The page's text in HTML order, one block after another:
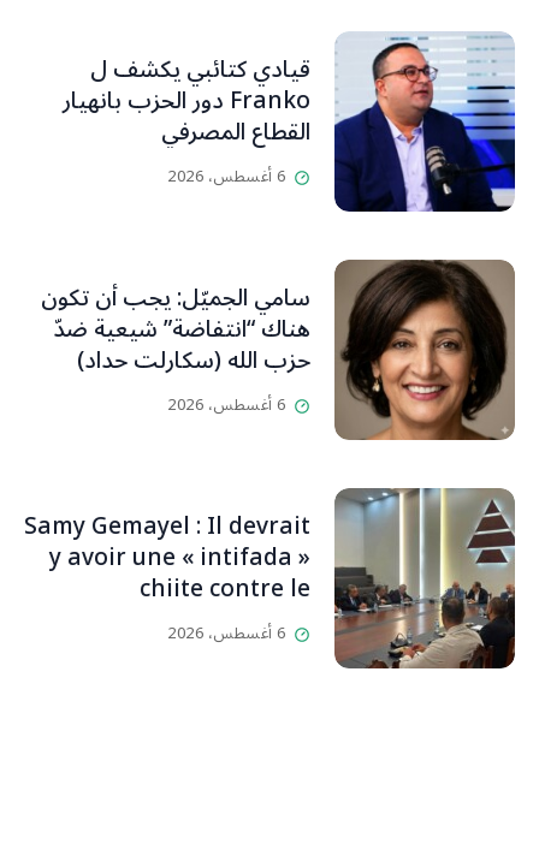
قيادي كتائبي يكشف ل
Franko دور الحزب بانهيار
القطاع المصرفي
6 أغسطس، 2026
سامي الجميّل: يجب أن تكون
هناك “انتفاضة” شيعية ضدّ
حزب الله (سكارلت حداد)
6 أغسطس، 2026
Samy Gemayel : Il devrait
y avoir une « intifada »
chiite contre le
HezbollahL’OLJ / Par
Scarlett HADDAD,
6 أغسطس، 2026